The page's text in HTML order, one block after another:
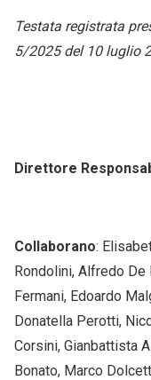
Testata registrata
5/2025 del 10 luglio
Direttore
Collaborano:
Rondolini, Alfredo
Fermani, Edoardo
Donatella Perotti,
Corsini, Gianbattista
Bonato, Marco